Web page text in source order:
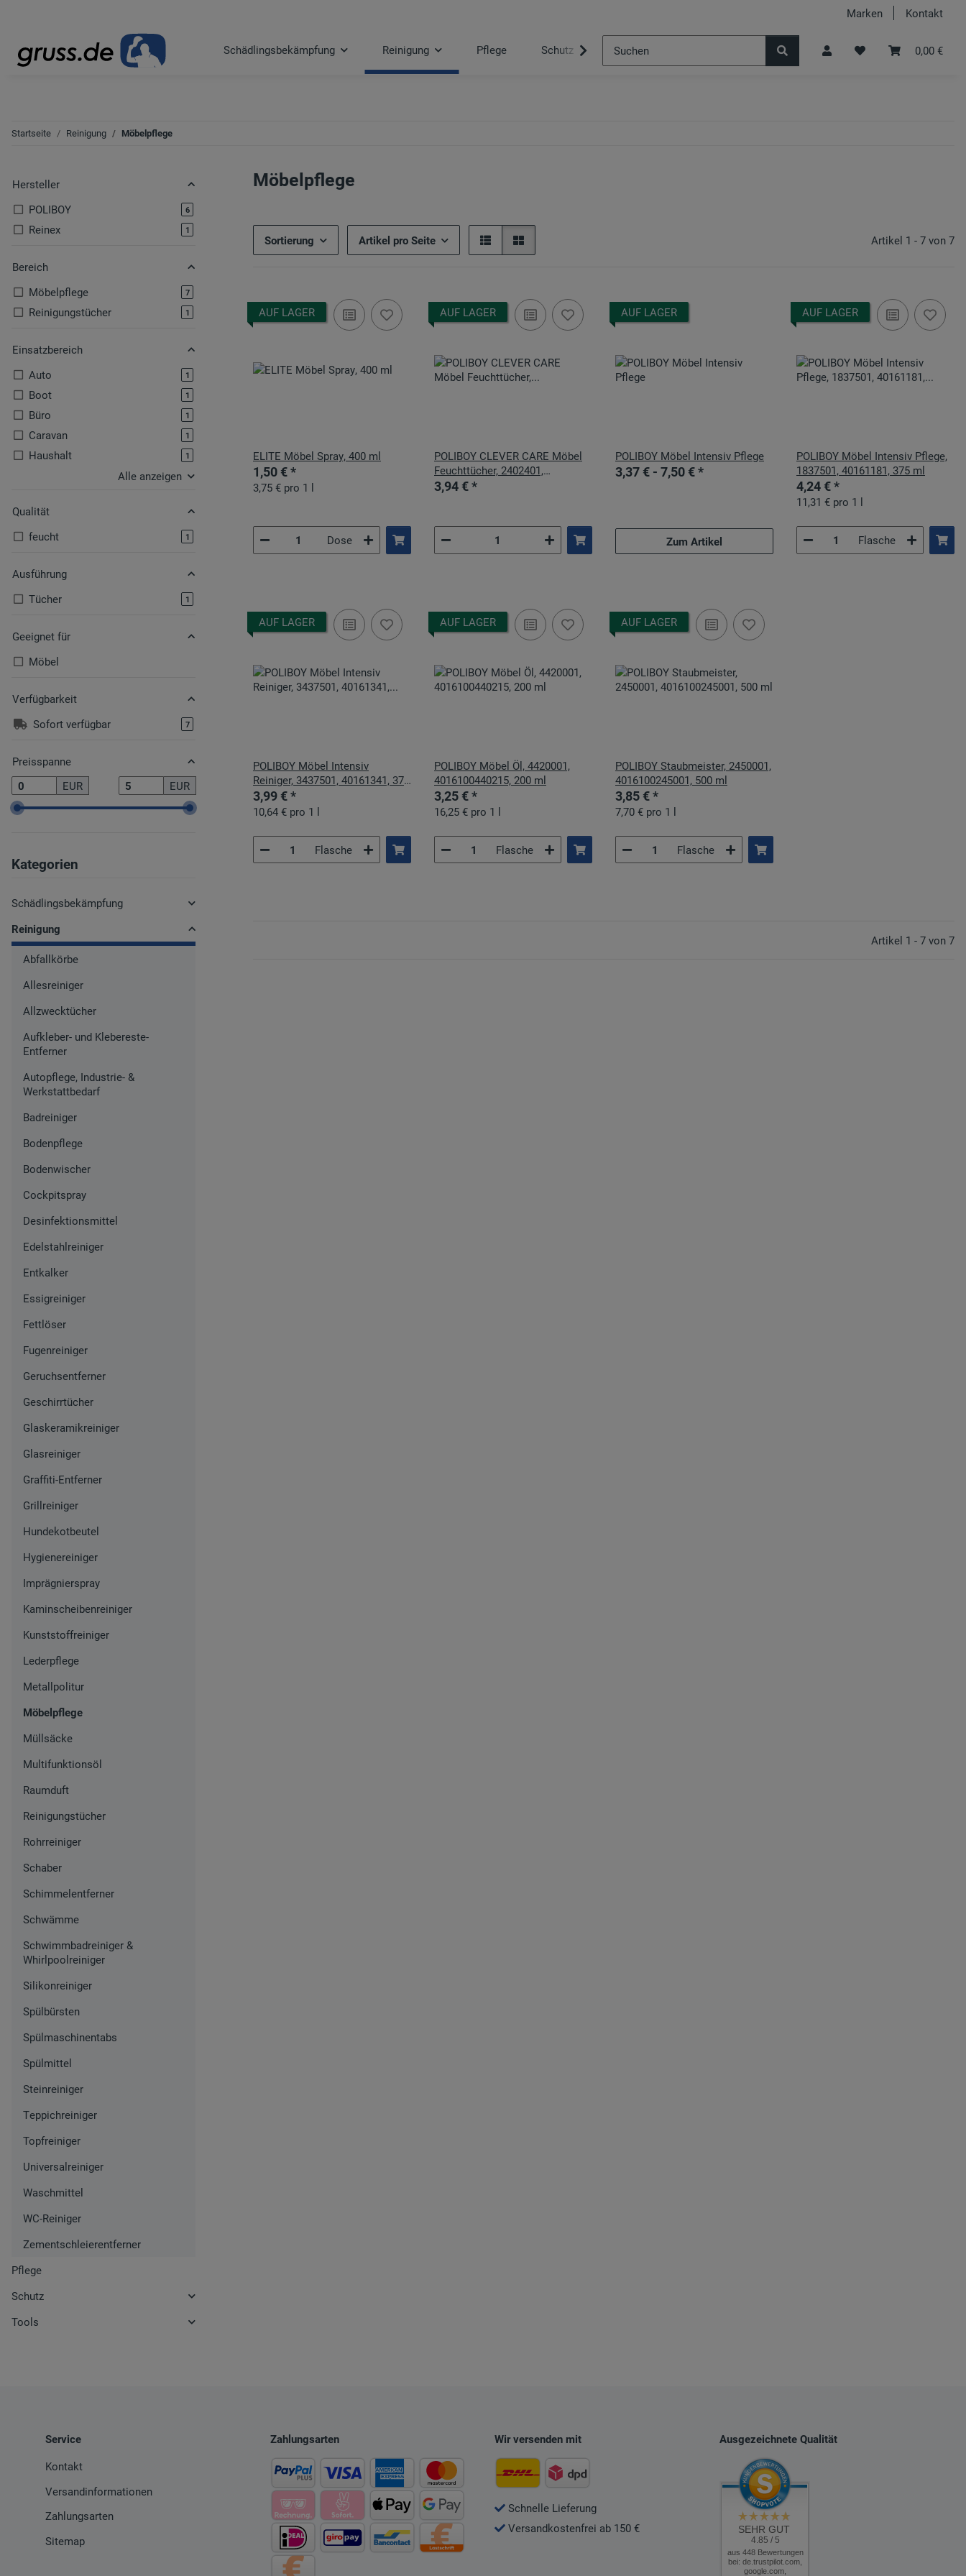
Marken Kontakt
0,00 €
Schädlingsbekämpfung Reinigung Pflege Schutz Tools
Startseite Reinigung Möbelpflege
Möbelpflege
Sortierung Artikel pro Seite Artikel 1 - 7 von 7
AUF LAGER
ELITE Möbel Spray, 400 ml
1,50 €*
3,75 € pro 1 l
Dose
AUF LAGER
POLIBOY CLEVER CARE Möbel
Feuchttücher, 2402401,
4016100242413, 1 Packung = 24
3,94 €*
AUF LAGER
POLIBOY Möbel Intensiv Pflege
3,37 € - 7,50 €*
Zum Artikel
AUF LAGER
POLIBOY Möbel Intensiv Pflege,
1837501, 40161181, 375 ml
4,24 €*
11,31 € pro 1 l
Flasche
AUF LAGER
POLIBOY Möbel Intensiv
Reiniger, 3437501, 40161341, 375
ml
3,99 €*
10,64 € pro 1 l
Flasche
AUF LAGER
POLIBOY Möbel Öl, 4420001,
4016100440215, 200 ml
3,25 €*
16,25 € pro 1 l
Flasche
AUF LAGER
POLIBOY Staubmeister, 2450001,
4016100245001, 500 ml
3,85 €*
7,70 € pro 1 l
Flasche
Artikel 1 - 7 von 7
Hersteller
POLIBOY
6Artikel gefunden
Reinex 1Artikel gefunden
Bereich
Möbelpflege
7Artikel gefunden
Reinigungstücher 1Artikel gefunden
Einsatzbereich
Auto
1Artikel gefunden
Boot 1Artikel gefunden
Büro 1Artikel gefunden
Caravan 1Artikel gefunden
Haushalt 1Artikel gefunden
Alle anzeigen
Qualität
feucht
1Artikel gefunden
Ausführung
Tücher
1Artikel gefunden
Geeignet für
Möbel
Verfügbarkeit
Sofort verfügbar
7Artikel gefunden
Preisspanne
EUR
EUR
Kategorien
Schädlingsbekämpfung
Reinigung
Abfallkörbe
Allesreiniger
Allzwecktücher
Aufkleber- und Klebereste-
Entferner
Autopflege, Industrie- &
Werkstattbedarf
Badreiniger
Bodenpflege
Bodenwischer
Cockpitspray
Desinfektionsmittel
Edelstahlreiniger
Entkalker
Essigreiniger
Fettlöser
Fugenreiniger
Geruchsentferner
Geschirrtücher
Glaskeramikreiniger
Glasreiniger
Graffiti-Entferner
Grillreiniger
Hundekotbeutel
Hygienereiniger
Imprägnierspray
Kaminscheibenreiniger
Kunststoffreiniger
Lederpflege
Metallpolitur
Möbelpflege
Müllsäcke
Multifunktionsöl
Raumduft
Reinigungstücher
Rohrreiniger
Schaber
Schimmelentferner
Schwämme
Schwimmbadreiniger &
Whirlpoolreiniger
Silikonreiniger
Spülbürsten
Spülmaschinentabs
Spülmittel
Steinreiniger
Teppichreiniger
Topfreiniger
Universalreiniger
Waschmittel
WC-Reiniger
Zementschleierentferner
Pflege
Schutz
Tools
Service
Kontakt
Versandinformationen
Zahlungsarten
Sitemap
Zahlungsarten Wir versenden mit
Schnelle Lieferung
Versandkostenfrei ab 150 €
Ausgezeichnete Qualität
SEHR GUT
4.85 / 5
aus 448 Bewertungen
bei: de.trustpilot.com,
google.com,